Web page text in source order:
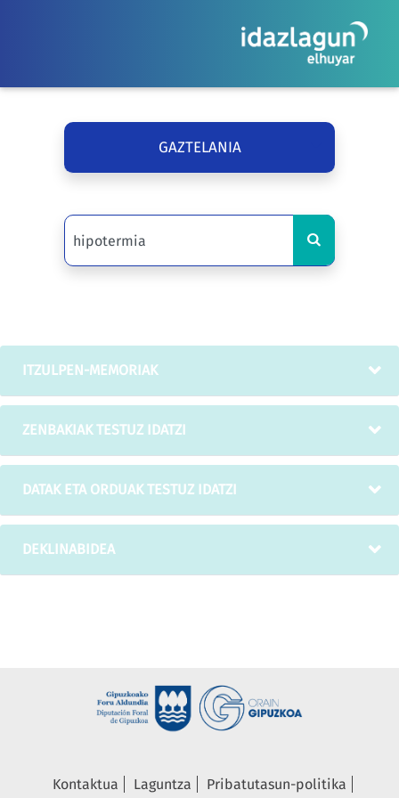
GAZTELANIA
ITZULPEN-MEMORIAK
ZENBAKIAK TESTUZ IDATZI
DATAK ETA ORDUAK TESTUZ IDATZI
DEKLINABIDEA
Kontaktua Laguntza
Pribatutasun-politika